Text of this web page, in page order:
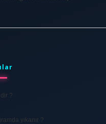
?
yıkanır ?